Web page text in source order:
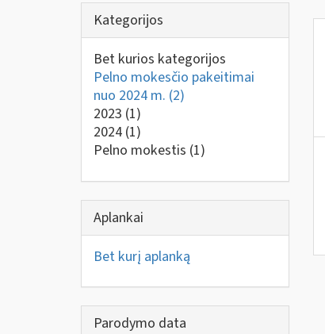
Kategorijos
Bet kurios kategorijos
Pelno mokesčio pakeitimai
nuo 2024 m. (2)
2023 (1)
2024 (1)
Pelno mokestis (1)
Aplankai
Bet kurį aplanką
Parodymo data